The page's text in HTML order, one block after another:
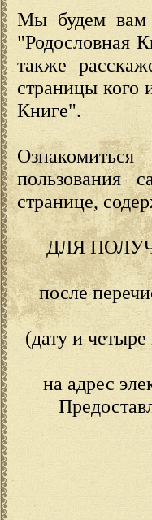
Мы будем вам
"Родословная
также
страницы кого
Книге".
пользования
странице,
ДЛЯ
после
(дату и
на адрес